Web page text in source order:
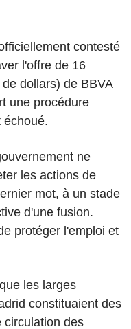
contesté
l'offre de 16
dollars) de BBVA
une procédure
échoué.
ne
les actions de
mot, à un stade
d'une fusion.
protéger l'emploi et
les larges
constituaient des
circulation des